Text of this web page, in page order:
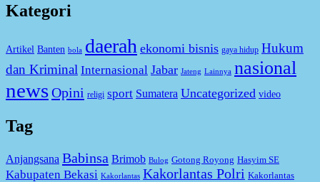
Kategori
Artikel Banten bola daerah ekonomi bisnis gaya hidup Hukum
dan Kriminal Internasional Jabar Jateng Lainnya nasional
newsOpini religi sport Sumatera Uncategorized video
Tag
Anjangsana Babinsa Brimob Bulog Gotong Royong Hasyim SE
Kabupaten Bekasi Kakorlantas Kakorlantas Polri Kakorlantas